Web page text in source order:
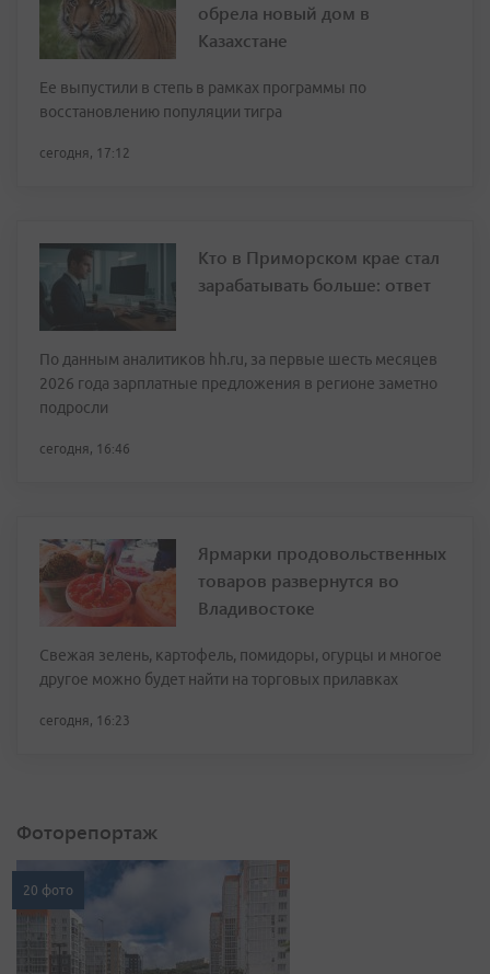
обрела новый дом в
Казахстане
Ее выпустили в степь в рамках программы по
восстановлению популяции тигра
сегодня, 17:12
Кто в Приморском крае стал
зарабатывать больше: ответ
По данным аналитиков hh.ru, за первые шесть месяцев
2026 года зарплатные предложения в регионе заметно
подросли
сегодня, 16:46
Ярмарки продовольственных
товаров развернутся во
Владивостоке
Свежая зелень, картофель, помидоры, огурцы и многое
другое можно будет найти на торговых прилавках
сегодня, 16:23
Фоторепортаж
20 фото